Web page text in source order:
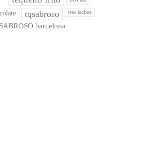
tqsabroso tres leches